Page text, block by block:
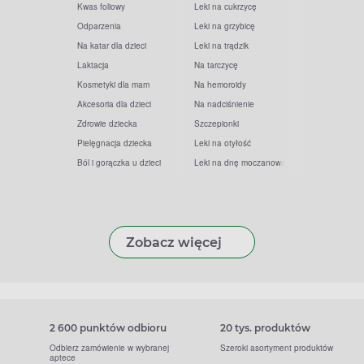
Kwas foliowy
Odparzenia
Na katar dla dzieci
Laktacja
Kosmetyki dla mam
Akcesoria dla dzieci
Zdrowie dziecka
Pielęgnacja dziecka
Ból i gorączka u dzieci
Leki na cukrzycę
Leki na grzybicę
Leki na trądzik
Na tarczycę
Na hemoroidy
Na nadciśnienie
Szczepionki
Leki na otyłość
Leki na dnę moczanową
Zobacz więcej
2 600 punktów odbioru
Odbierz zamówienie w wybranej
aptece
20 tys. produktów
Szeroki asortyment produktów